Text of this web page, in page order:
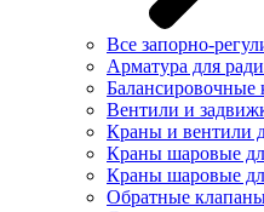
Все запорно-
Арматура для
Балансировочные
Вентили и
Краны и вентили
Краны шаровые
Краны шаровые
Обратные